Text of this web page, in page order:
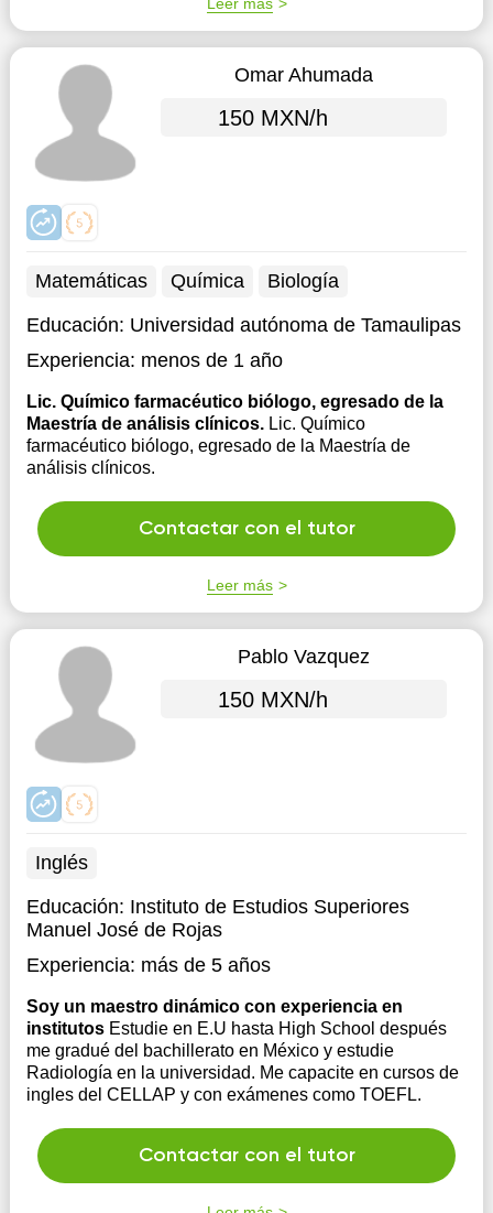
Omar Ahumada
150 MXN/h
Matemáticas Química
Biología
Educación: Universidad autónoma de Tamaulipas
Experiencia: menos de 1 año
Lic. Químico farmacéutico biólogo, egresado de la
Maestría de análisis clínicos. Lic. Químico
farmacéutico biólogo, egresado de la Maestría de
análisis clínicos.
Contactar con el tutor
Leer más
Pablo Vazquez
150 MXN/h
Inglés
Educación: Instituto de Estudios Superiores
Manuel José de Rojas
Experiencia: más de 5 años
Soy un maestro dinámico con experiencia en
institutos Estudie en E.U hasta High School después
me gradué del bachillerato en México y estudie
Radiología en la universidad. Me capacite en cursos de
ingles del CELLAP y con exámenes como TOEFL.
Contactar con el tutor